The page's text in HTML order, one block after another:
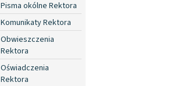
Pisma okólne Rektora
Komunikaty Rektora
Obwieszczenia
Rektora
Oświadczenia
Rektora